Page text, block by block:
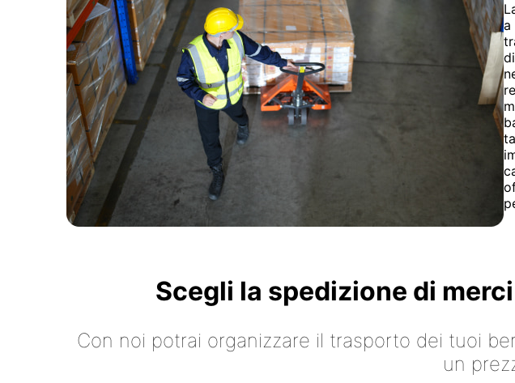
a
Scegli la spedizione di
Con noi potrai organizzare il trasporto dei tuoi
un